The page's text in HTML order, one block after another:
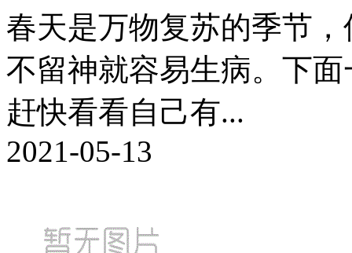
春天是万物复苏的季节
不留神就容易生病。下
赶快看看自己有...
2021-05-13